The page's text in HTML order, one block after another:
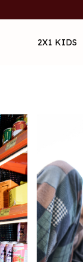
2X1 KIDS